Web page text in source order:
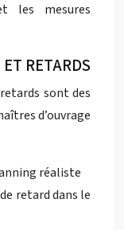
les mesures
RETARDS
sont des
d’ouvrage
réaliste
retard dans le